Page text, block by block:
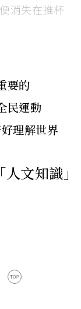
消失在推杯
要的
民運動
理解世界
文知識」